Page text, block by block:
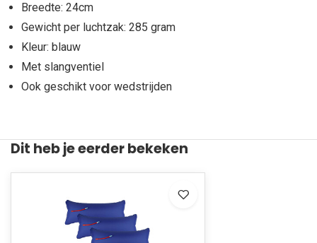
Breedte: 24cm
Gewicht per luchtzak: 285 gram
Kleur: blauw
Met slangventiel
Ook geschikt voor wedstrijden
Dit heb je eerder bekeken